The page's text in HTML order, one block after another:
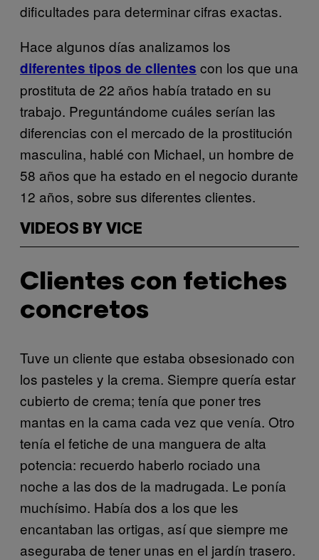
dificultades para determinar cifras exactas.
Hace algunos días analizamos los
diferentes tipos de clientes con los que una
prostituta de 22 años había tratado en su
trabajo. Preguntándome cuáles serían las
diferencias con el mercado de la prostitución
masculina, hablé con Michael, un hombre de
58 años que ha estado en el negocio durante
12 años, sobre sus diferentes clientes.
VIDEOS BY VICE
Clientes con fetiches
concretos
Tuve un cliente que estaba obsesionado con
los pasteles y la crema. Siempre quería estar
cubierto de crema; tenía que poner tres
mantas en la cama cada vez que venía. Otro
tenía el fetiche de una manguera de alta
potencia: recuerdo haberlo rociado una
noche a las dos de la madrugada. Le ponía
muchísimo. Había dos a los que les
encantaban las ortigas, así que siempre me
aseguraba de tener unas en el jardín trasero.